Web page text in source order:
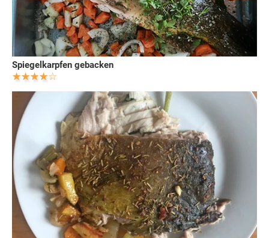
Spiegelkarpfen gebacken